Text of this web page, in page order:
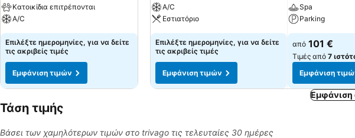
Κατοικίδια επιτρέπονται
A/C
Επιλέξτε ημερομηνίες, για να δείτε
τις ακριβείς τιμές
Εμφάνιση τιμών
A/C
Εστιατόριο
Επιλέξτε ημερομηνίες, για να δείτε
τις ακριβείς τιμές
Εμφάνιση τιμών
Spa
Parking
από 101 €
Τιμές από 7
Εμφάνιση
Εμφάνιση
Τάση τιμής
Βάσει των χαμηλότερων τιμών στο trivago τις τελευταίες 30 ημέρες